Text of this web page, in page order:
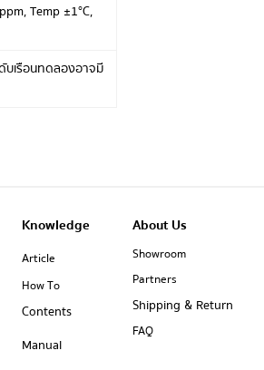
Temp ±1°C,
บเรือนทดลองอาจมี
Knowledge
Article
How To
Contents
Manual
About Us
Showroom
Partners
Shipping & Return
FAQ